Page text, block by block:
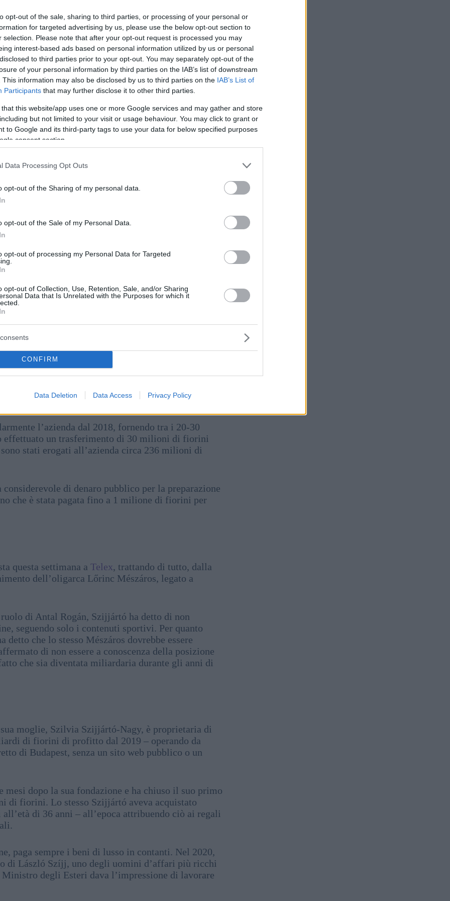
opt-out of the sale, sharing to third parties, or processing of your personal or
for targeted advertising by us, please use the below opt-out section to
selection. Please note that after your opt-out request is processed you may
interest-based ads based on personal information utilized by us or personal
to third parties prior to your opt-out. You may separately opt-out of the
of your personal information by third parties on the IAB’s list of downstream
This information may also be disclosed by us to third parties on the IAB’s List of
Participants that may further disclose it to other third parties.
that this website/app uses one or more Google services and may gather and store
but not limited to your visit or usage behaviour. You may click to grant or
to Google and its third-party tags to use your data for below specified purposes
consent section.
Data Processing Opt Outs
opt-out of the Sharing of my personal data.
opt-out of the Sale of my Personal Data.
opt-out of processing my Personal Data for Targeted
opt-out of Collection, Use, Retention, Sale, and/or Sharing
Data that Is Unrelated with the Purposes for which it
CONFIRM
Data Deletion Data Access Privacy Policy
al marito, Tamás Őry. L’annuncio può essere
casa. Fonte: Ingatlan.com
suo prezzo, ma anche perché le attività
sostegno statale negli ultimi anni. La coppia
un’azienda attiva nel settore automobilistico e
l’azienda dal 2018, fornendo tra i 20-30
effettuato un trasferimento di 30 milioni di fiorini
stati erogati all’azienda circa 236 milioni di
di denaro pubblico per la preparazione
che è stata pagata fino a 1 milione di fiorini per
questa settimana a Telex, trattando di tutto, dalla
dell’oligarca Lőrinc Mészáros, legato a
di Antal Rogán, Szijjártó ha detto di non
seguendo solo i contenuti sportivi. Per quanto
che lo stesso Mészáros dovrebbe essere
di non essere a conoscenza della posizione
che sia diventata miliardaria durante gli anni di
moglie, Szilvia Szijjártó-Nagy, è proprietaria di
di fiorini di profitto dal 2019 – operando da
di Budapest, senza un sito web pubblico o un
mesi dopo la sua fondazione e ha chiuso il suo primo
di fiorini. Lo stesso Szijjártó aveva acquistato
di 36 anni – all’epoca attribuendo ciò ai regali
paga sempre i beni di lusso in contanti. Nel 2020,
di László Szíjj, uno degli uomini d’affari più ricchi
degli Esteri dava l’impressione di lavorare